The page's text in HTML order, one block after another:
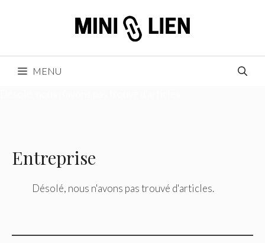
MENU
Entreprise
Désolé, nous n'avons pas trouvé d'articles.